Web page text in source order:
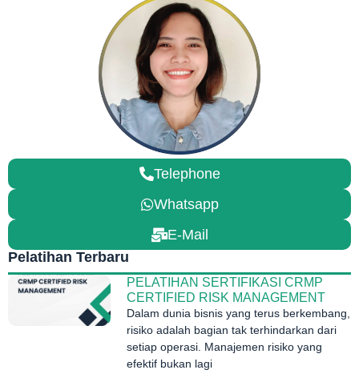
Telephone
Whatsapp
E-Mail
Pelatihan Terbaru
PELATIHAN SERTIFIKASI CRMP
CERTIFIED RISK MANAGEMENT
Dalam dunia bisnis yang terus berkembang,
risiko adalah bagian tak terhindarkan dari
setiap operasi. Manajemen risiko yang
efektif bukan lagi